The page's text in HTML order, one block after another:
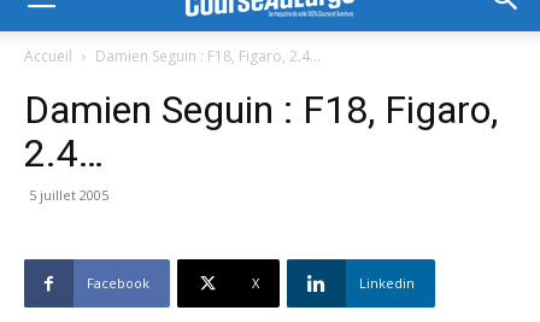
Accueil Damien Seguin : F18, Figaro, 2.4…
Damien Seguin : F18, Figaro,
2.4…
5 juillet 2005
Facebook X Linkedin